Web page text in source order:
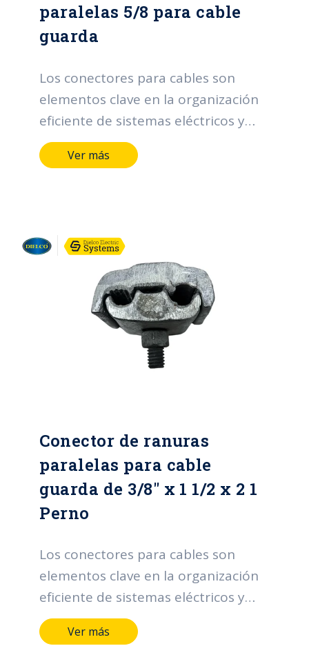
paralelas 5/8 para cable
guarda
Los conectores para cables son
elementos clave en la organización
eficiente de sistemas eléctricos y
electrónicos. Sus funciones incluyen
facilitar la distribución ordenada de
tamaños de cables, permitir una
instalación sencilla, facilitar tareas
de mantenimiento al mantener
cables accesibles, prevenir
sobrecargas eléctricas, mejorar la
estética en la organización y cumplir
cables en una variedad de entornos.
Ver más
Conector de ranuras
paralelas para cable
guarda de 3/8" x 1 1/2 x 2 1
Perno
Los conectores para cables son
elementos clave en la organización
eficiente de sistemas eléctricos y
electrónicos. Sus funciones incluyen
facilitar la distribución ordenada de
Ver más